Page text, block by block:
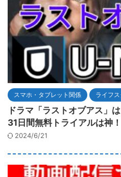
スマホ・タブレット関係 ライフ
ドラマ「ラストオブアス」
31日間無料トライアルは神！
2024/6/21